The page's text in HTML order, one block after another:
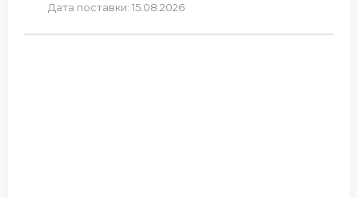
Дата поставки: 15.08.2026